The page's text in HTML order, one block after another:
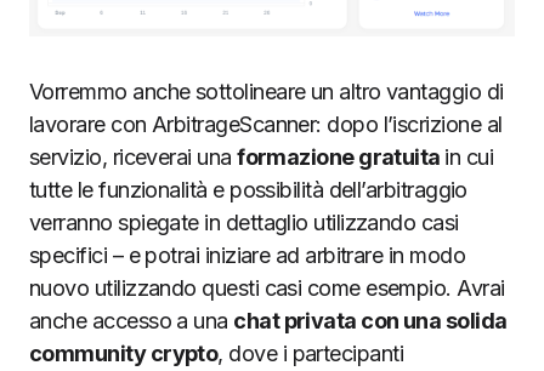
Vorremmo anche sottolineare un altro vantaggio di
lavorare con ArbitrageScanner: dopo l’iscrizione al
servizio, riceverai unaformazione gratuita in cui
tutte le funzionalità e possibilità dell’arbitraggio
verranno spiegate in dettaglio utilizzando casi
specifici – e potrai iniziare ad arbitrare in modo
nuovo utilizzando questi casi come esempio. Avrai
anche accesso a una chat privata con una solida
community crypto, dove i partecipanti